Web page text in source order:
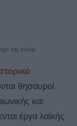
της πόλης
θησαυροί
και
έργα λαϊκής